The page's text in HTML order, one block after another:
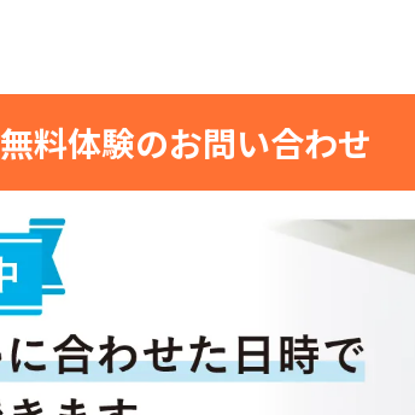
無料体験のお問い合わせ